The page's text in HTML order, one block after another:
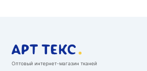
Оптовый интернет-магазин тканей